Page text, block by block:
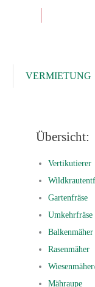
VERMIETUNG
Übersicht:
Vertikutierer
Gartenfräse
Umkehrfräse
Balkenmäher
Rasenmäher
Mähraupe